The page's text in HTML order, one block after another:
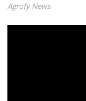
Agrofy News